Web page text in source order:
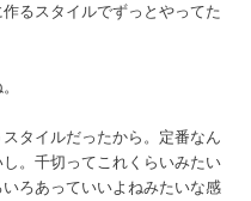
るスタイルでずっとやってた
タイルだったから。定番なん
。千切ってこれくらいみたい
ろあっていいよねみたいな感